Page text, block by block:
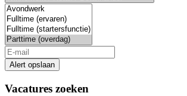
Alert opslaan
Vacatures zoeken